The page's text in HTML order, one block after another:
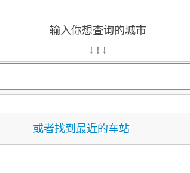
输入你想查询的城市
↓ ↓ ↓
或者找到最近的车站